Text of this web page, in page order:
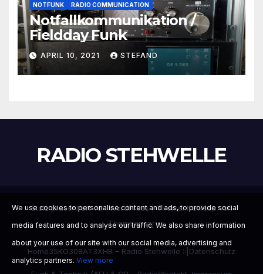
NOTFUNK RADIO COMMUNICATION
Notfallkommunikation /
Fieldday Funk
APRIL 10, 2021 STEFAND
RADIO STEHWELLE
Stolz präsentiert von WordPress|Theme:Newsupvon
Themeansar
Home35KO308AT3XHB – Radio Stehwelle ::| Datenschutz
We use cookies to personalise content and ads, to provide social
media features and to analyse our traffic. We also share information
about your use of our site with our social media, advertising and
analytics partners. View more